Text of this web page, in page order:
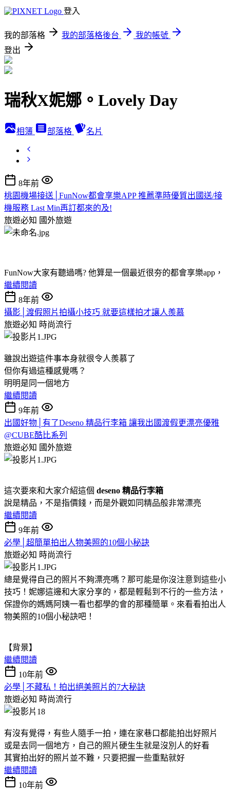
登入
我的部落格 我的部落格後台
我的帳號
登出
瑞秋X妮娜。Lovely Day
相簿 部落格 名片
8年前
桃園機場接送│FunNow都會享樂APP 推薦準時優質出國送/接
機服務 Last Min再訂都來的及!
旅遊必知 國外旅遊
FunNow大家有聽過嗎? 他算是一個最近很夯的都會享樂app，
繼續閱讀
8年前
攝影│渡假照片拍攝小技巧 就要這樣拍才讓人羨慕
旅遊必知 時尚流行
雖說出遊這件事本身就很令人羨慕了
但你有過這種感覺嗎？
明明是同一個地方
繼續閱讀
9年前
出國好物│有了Deseno 精品行李箱 讓我出國渡假更漂亮優雅
@CUBE酷比系列
旅遊必知 國外旅遊
這次要來和大家介紹這個 deseno 精品行李箱
說是精品，不是指價錢，而是外觀如同精品般非常漂亮
繼續閱讀
9年前
必學│超簡單拍出人物美照的10個小秘訣
旅遊必知 時尚流行
總是覺得自己的照片不夠漂亮嗎？那可能是你沒注意到這些小
技巧！妮娜這邊和大家分享的，都是輕鬆到不行的一些方法，
保證你的媽媽阿姨一看也都學的會的那種簡單。來看看拍出人
物美照的10個小秘訣吧！
【背景】
繼續閱讀
10年前
必學│不藏私！拍出絕美照片的7大秘訣
旅遊必知 時尚流行
有沒有覺得，有些人隨手一拍，連在家巷口都能拍出好照片
或是去同一個地方，自己的照片硬生生就是沒別人的好看
其實拍出好的照片並不難，只要把握一些重點就好
繼續閱讀
10年前